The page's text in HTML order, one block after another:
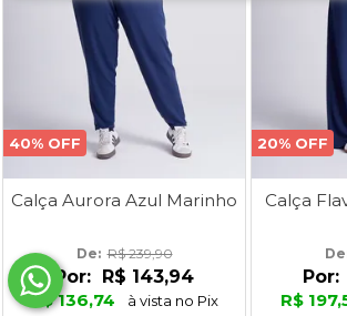
40% OFF
Calça Aurora Azul Marinho
De: R$ 239,90
Por:
R$ 143,94
R$ 136,74
à vista no Pix
20% OFF
Calça
Por:
R$